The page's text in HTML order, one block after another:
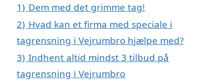
1) Dem med det grimme tag!
2) Hvad kan et firma med speciale i
tagrensning i Vejrumbro hjælpe med?
3) Indhent altid mindst 3 tilbud på
tagrensning i Vejrumbro